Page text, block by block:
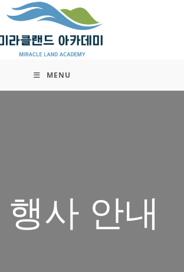
MENU
사 안내